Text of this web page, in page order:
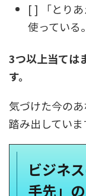
[ ] 「とり
使っている。
3つ以上当ては
す。
気づけた今の
踏み出していま
ビジネ
手先」